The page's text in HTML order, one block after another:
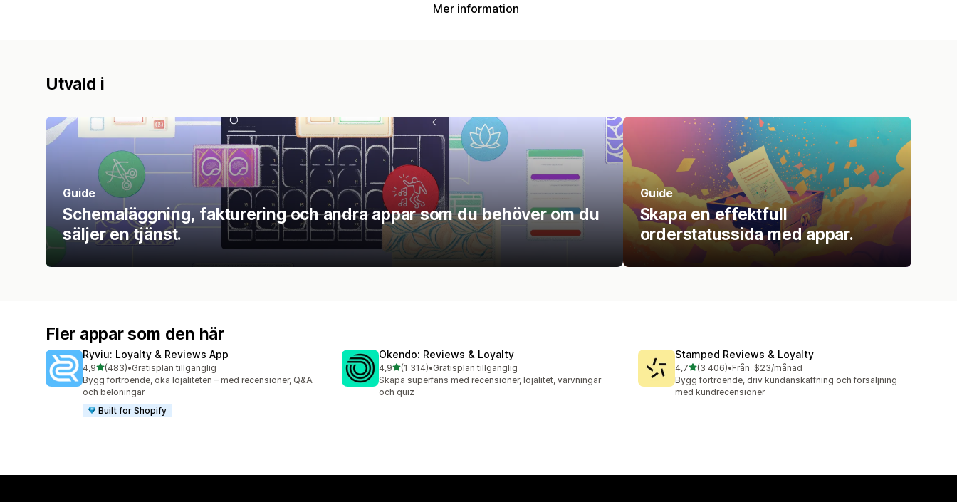
Mer information
Utvald i
Guide
Schemaläggning, fakturering och andra appar som du behöver om du
säljer en tjänst.
Guide
Skapa en effektfull
orderstatussida med appar.
Fler appar som den här
Ryviu: Loyalty & Reviews App
4,9av 5 stjärnor
(483)
483 recensioner totalt
•Gratisplan tillgänglig
Bygg förtroende, öka lojaliteten – med recensioner, Q&A
och belöningar
Built for Shopify
Okendo: Reviews & Loyalty
4,9av 5 stjärnor
(1 314)
1314 recensioner totalt
•Gratisplan tillgänglig
Skapa superfans med recensioner, lojalitet, värvningar
och quiz
Stamped Reviews & Loyalty
4,7av 5 stjärnor
(3 406)
3406 recensioner totalt
•Från $23/månad
Bygg förtroende, driv kundanskaffning och försäljning
med kundrecensioner